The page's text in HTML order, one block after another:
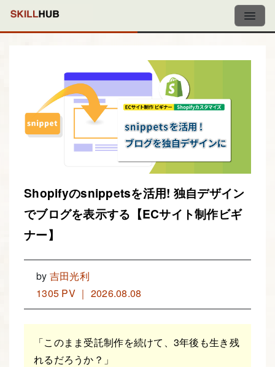
Shopifyのsnippetsを活用! 独自デザイン
でブログを表示する【ECサイト制作ビギ
ナー】
by 吉田光利
1305 PV ｜ 2026.08.08
「このまま受託制作を続けて、3年後も生き残
れるだろうか？」